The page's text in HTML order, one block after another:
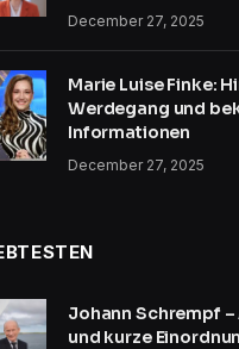
December 27, 2025
Marie Luise Finke:
Werdegang und
Informationen
December 27, 2025
Johann Schrempf
und kurze